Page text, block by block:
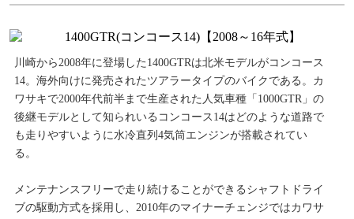
川崎から2008年に登場した1400GTRは北米モデルがコンコース
14。海外向けに発売されたツアラータイプのバイクである。カ
ワサキで2000年代前半まで生産された人気車種「1000GTR」の
後継モデルとして知られいるコンコース14はどのような道路で
も走りやすいように水冷直列4気筒エンジンが搭載されてい
る。
メンテナンスフリーで走り続けることができるシャフトドライ
ブの駆動方式を採用し、2010年のマイナーチェンジではカワサ